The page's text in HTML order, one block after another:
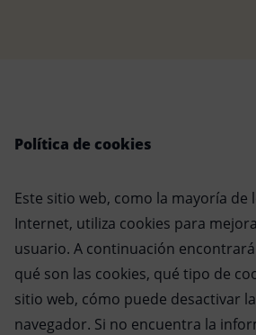
Política de cookies
Este sitio web, como la mayoría de
Internet, utiliza cookies para
usuario. A continuación
qué son las cookies, qué tipo de
sitio web, cómo puede desactivar
navegador. Si no encuentra la